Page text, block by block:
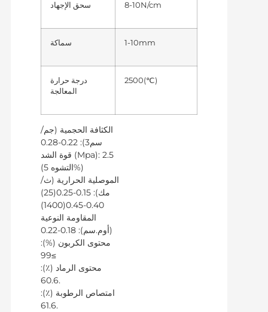
سحق الإجهاد 8-10N/cm
سماكة 1-10mm
درجة حرارة
المعالجة
2500(℃)
الكثافة الحجمية (جم/
قوة الشد (Mpa): 2.5
(التشوه 5%)
الموصلية الحرارية (ث/
مك): 0.15-0.25(25)
0.40-0.45(1400)
المقاومة النوعية
محتوى الكربون (%):
≥99
محتوى الرماد (٪):
.60.6
امتصاص الرطوبة (٪):
.61.6